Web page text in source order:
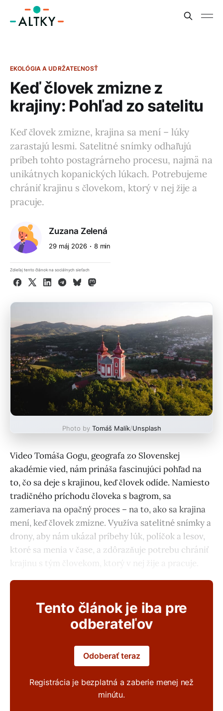
EKOLÓGIA A UDRŽATEĽNOSŤ
Keď človek zmizne z
krajiny: Pohľad zo satelitu
Keď človek zmizne, krajina sa mení – lúky
zarastajú lesmi. Satelitné snímky odhaľujú
príbeh tohto postagrárneho procesu, najmä na
unikátnych kopanických lúkach. Potrebujeme
chrániť krajinu s človekom, ktorý v nej žije a
pracuje.
Zuzana Zelená
29 máj 2026 8 min
Zdieľaj tento článok na sociálnych sieťach
Facebook
X LinkedInTelegram
BlueskyMastodon
Photo by Tomáš Malík/Unsplash
Video Tomáša Gogu, geografa zo Slovenskej
akadémie vied, nám prináša fascinujúci pohľad na
to, čo sa deje s krajinou, keď človek odíde. Namiesto
tradičného príchodu človeka s bagrom, sa
zameriava na opačný proces – na to, ako sa krajina
mení, keď človek zmizne. Využíva satelitné snímky a
drony, aby nám ukázal príbehy lúk, políčok a lesov,
ktoré sa menia v čase, a zdôrazňuje potrebu chrániť
krajinu s tým človekom, ktorý v nej žije a pracuje.
Tento článok je iba pre
odberateľov
Odoberať teraz
Registrácia je bezplatná a zaberie menej než
minútu.